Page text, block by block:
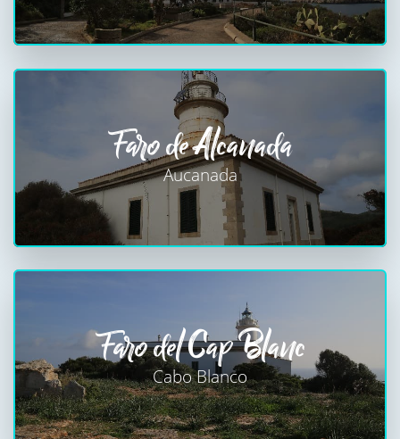
Faro de Alcanada
Aucanada
Faro del Cap Blanc
Cabo Blanco